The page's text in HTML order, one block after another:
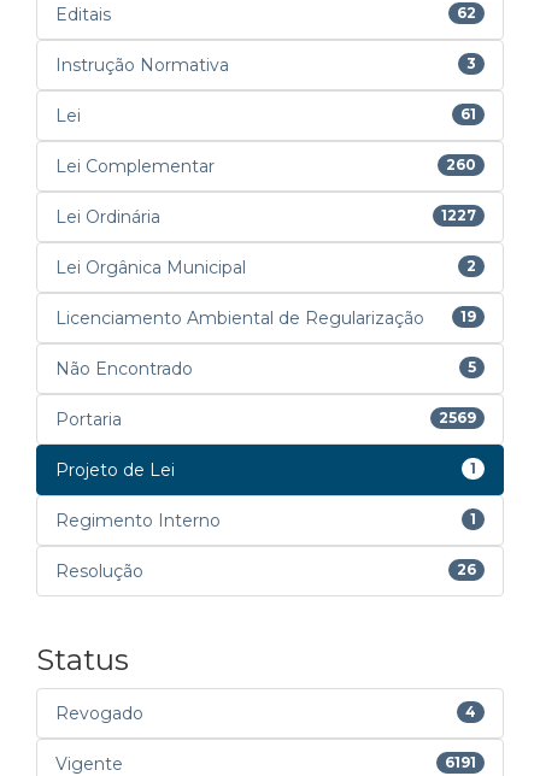
Editais 62
Instrução Normativa 3
Lei 61
Lei Complementar 260
Lei Ordinária 1227
Lei Orgânica Municipal 2
Licenciamento Ambiental de Regularização 19
Não Encontrado 5
Portaria 2569
Projeto de Lei 1
Regimento Interno 1
Resolução 26
Status
Revogado 4
Vigente 6191